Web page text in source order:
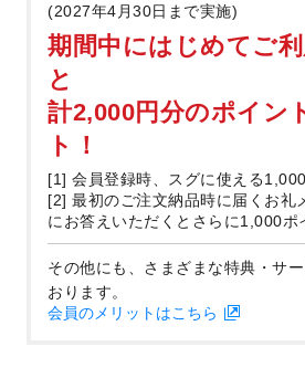
(2027年4月30日まで実施)
期間中にはじめてご利
と
計2,000円分のポイン
ト！
[1] 会員登録時、スグに使える1,000
[2] 最初のご注文納品時に届くお礼
にお答えいただくとさらに1,000ポ
その他にも、さまざまな特典・サ
おります。
会員のメリットはこちら